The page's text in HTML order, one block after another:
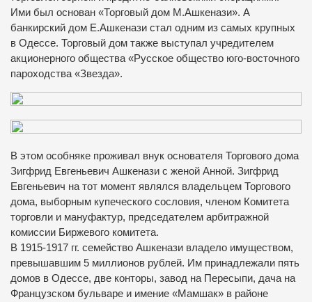
Ими был основан «Торговый дом М.Ашкенази». А
банкирский дом Е.Ашкенази стал одним из самых крупных
в Одессе. Торговый дом также выступал учредителем
акционерного общества «Русское общество юго-восточного
пароходства «Звезда».
В этом особняке проживал внук основателя Торгового дома
Зигфрид Евгеньевич Ашкенази с женой Анной. Зигфрид
Евгеньевич на тот момент являлся владельцем Торгового
дома, выборным купеческого сословия, членом Комитета
торговли и мануфактур, председателем арбитражной
комиссии Биржевого комитета.
В 1915-1917 гг. семейство Ашкенази владело имуществом,
превышавшим 5 миллионов рублей. Им принадлежали пять
домов в Одессе, две конторы, завод на Пересыпи, дача на
Французском бульваре и имение «Мамшак» в районе